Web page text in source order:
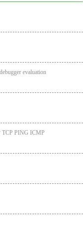
evaluation
TCP PING ICMP